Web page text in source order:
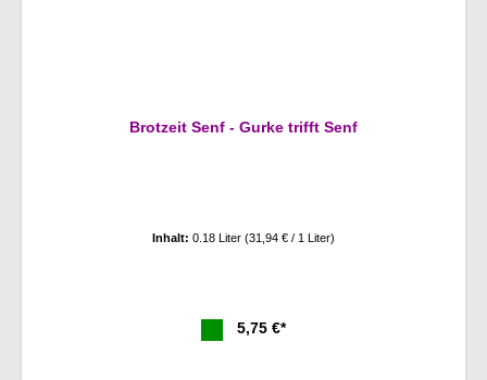
Brotzeit Senf - Gurke trifft Senf
Inhalt: 0.18 Liter (31,94 € / 1 Liter)
5,75 €*